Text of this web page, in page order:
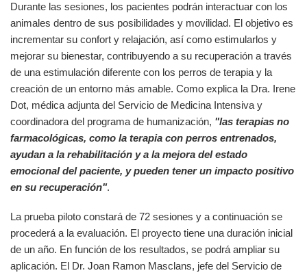
Durante las sesiones, los pacientes podrán interactuar con los
animales dentro de sus posibilidades y movilidad. El objetivo es
incrementar su confort y relajación, así como estimularlos y
mejorar su bienestar, contribuyendo a su recuperación a través
de una estimulación diferente con los perros de terapia y la
creación de un entorno más amable. Como explica la Dra. Irene
Dot, médica adjunta del Servicio de Medicina Intensiva y
coordinadora del programa de humanización, "las terapias no
farmacológicas, como la terapia con perros entrenados,
ayudan a la rehabilitación y a la mejora del estado
emocional del paciente, y pueden tener un impacto positivo
en su recuperación".
La prueba piloto constará de 72 sesiones y a continuación se
procederá a la evaluación. El proyecto tiene una duración inicial
de un año. En función de los resultados, se podrá ampliar su
aplicación. El Dr. Joan Ramon Masclans, jefe del Servicio de